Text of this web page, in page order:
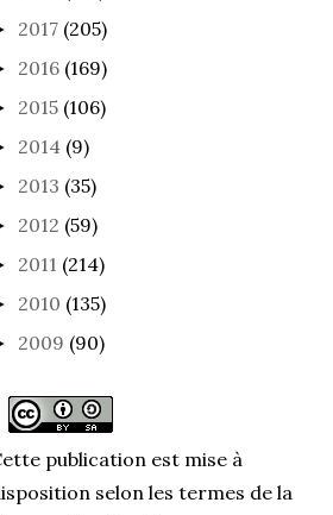
2017 (205)
2016 (169)
2015 (106)
2014 (9)
2013 (35)
2012 (59)
2011 (214)
2010 (135)
2009 (90)
publication est mise à
selon les termes de la